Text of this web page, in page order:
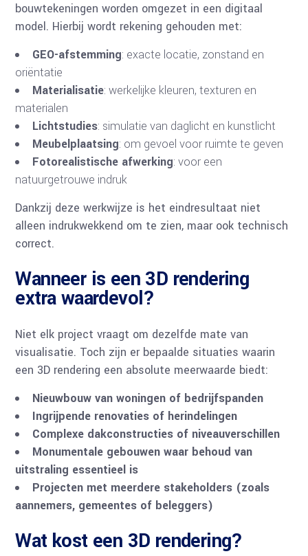
bouwtekeningen worden omgezet in een digitaal
model. Hierbij wordt rekening gehouden met:
GEO-afstemming: exacte locatie, zonstand en
oriëntatie
Materialisatie: werkelijke kleuren, texturen en
materialen
Lichtstudies: simulatie van daglicht en kunstlicht
Meubelplaatsing: om gevoel voor ruimte te geven
Fotorealistische afwerking: voor een
natuurgetrouwe indruk
Dankzij deze werkwijze is het eindresultaat niet
alleen indrukwekkend om te zien, maar ook technisch
correct.
Wanneer is een 3D rendering
extra waardevol?
Niet elk project vraagt om dezelfde mate van
visualisatie. Toch zijn er bepaalde situaties waarin
een 3D rendering een absolute meerwaarde biedt:
Nieuwbouw van woningen of bedrijfspanden
Ingrijpende renovaties of herindelingen
Complexe dakconstructies of niveauverschillen
Monumentale gebouwen waar behoud van
uitstraling essentieel is
Projecten met meerdere stakeholders (zoals
aannemers, gemeentes of beleggers)
Wat kost een 3D rendering?